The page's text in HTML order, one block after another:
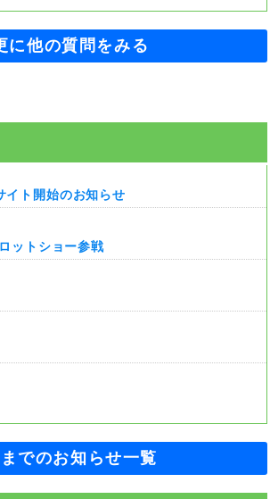
に他の質問をみる
イト開始のお知らせ
ットショー参戦
でのお知らせ一覧